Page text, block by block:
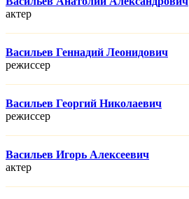
актер
Васильев Геннадий Леонидович
режисcер
Васильев Георгий Николаевич
режисcер
Васильев Игорь Алексеевич
актер